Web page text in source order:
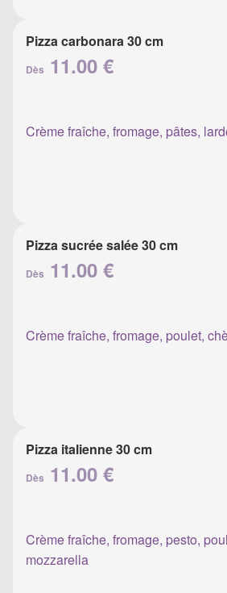
Pizza carbonara 30 cm
Dès 11.00 €
Crème fraîche, fromage, pâtes,
Pizza sucrée salée 30 cm
Dès 11.00 €
Crème fraîche, fromage, poulet,
Pizza italienne 30 cm
Dès 11.00 €
Crème fraîche, fromage, pesto,
mozzarella